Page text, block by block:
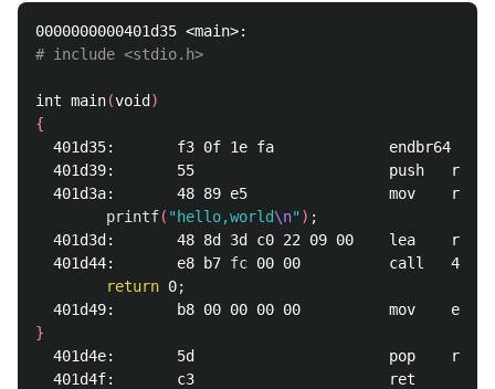
# include <stdio.h>
int main(void )
{
  401d35:       f3 0f 1e fa             endbr64
  401d39:       55                      push   rbp
401d3a:       48 89 e5                mov
printf( "hello,world\n" ) ;
401d3d:       48 8d 3d c0 22 09 00    lea
  401d44:       e8 b7
fc 00 00          call   411a00
return 0;
}
  401d4e:       5d                      pop    rbp
  401d4f:       c3                      ret